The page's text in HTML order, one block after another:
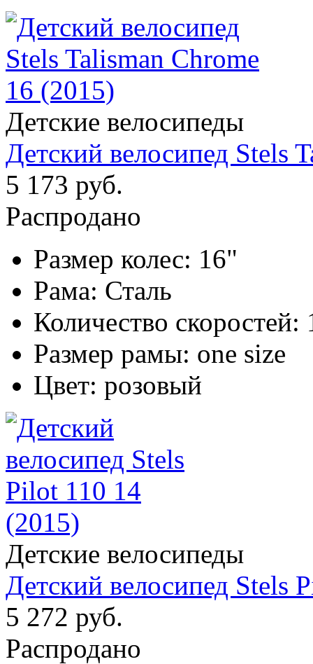
Детские велосипеды
Детский велосипед Stels
5 173 руб.
Распродано
Размер колес: 16"
Рама: Сталь
Количество скоростей:
Размер рамы: one size
Цвет: розовый
Детские велосипеды
Детский велосипед Stels
5 272 руб.
Распродано